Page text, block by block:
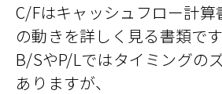
C/Fはキャッシュフロー計算
の動きを詳しく見る書類です
B/SやP/Lではタイミングの
ありますが、